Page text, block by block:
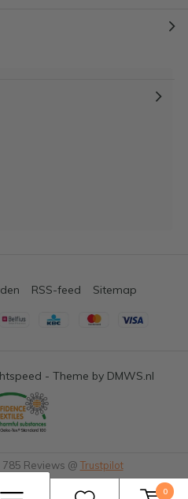
0
- Theme by DMWS.nl
RSS-feed Sitemap
785 Reviews @ Trustpilot